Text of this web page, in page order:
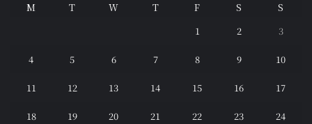
M T W T F S
S
1
2 3
4 5 6 7 8 9 10
11 12 13 14 15 16 17
18 19 20 21 22 23 24